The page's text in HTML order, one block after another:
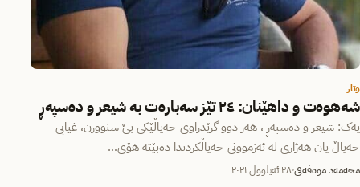
وتار
شەهوەت و داهێنان: ٢٤ تێز سەبارەت بە شیعر و دەسپەڕ
یەک: شیعر و دەسپەڕ ، هەر دوو گرێدراوی خەیاڵێکی بێ سنوورن، غیابی
خەیاڵ یان هەژاری لە ئەزموونی خەیاڵکردندا دەبێتە هۆی…
محەمەد موەفەقی٢٨ ئەیلوول ٢٠٢١